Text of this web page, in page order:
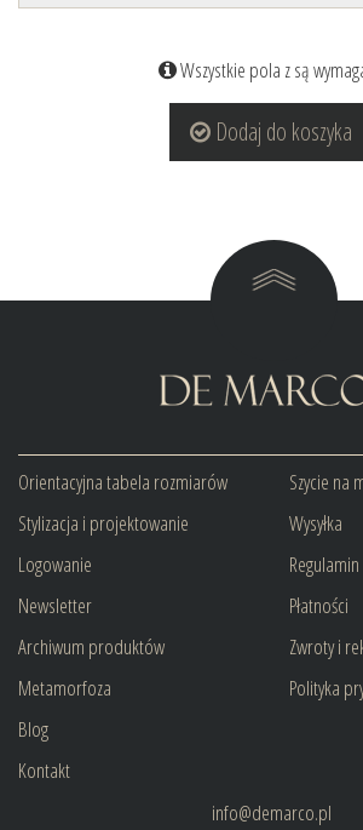
Wszystkie pola z są
Dodaj do koszyka
Orientacyjna tabela rozmiarów
Stylizacja i projektowanie
Logowanie
Newsletter
Archiwum produktów
Metamorfoza
Blog
Kontakt
Szycie na
Wysyłka
Regulamin
Płatności
Zwroty i
Polityka
info@demarco.pl